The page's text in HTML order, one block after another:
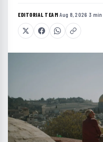
EDITORIAL TEAM·Aug 8, 2026 ·3